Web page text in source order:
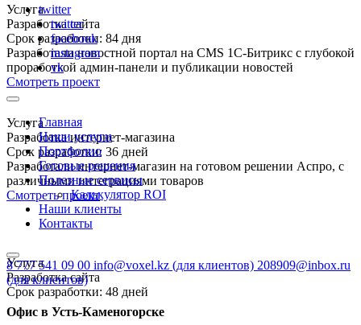
Услуга
Разработка сайта
Срок разработки: 84 дня
Разработали новостной портал на CMS 1С-Битрикс с глубокой
проработкой админ-панели и публикации новостей
Смотреть проект
Услуга
Разработка интернет-магазина
Срок разработки: 36 дней
Разработали интернет-магазин на готовом решении Аспро, с
различными интеграциями товаров
Смотреть проект
Услуга
Разработка сайта
Срок разработки: 48 дней
twitter
twitter
facebook
instagram
vk
Главная
Наши услуги
Портфолио
Готовые решения
Полезные сервисы
Калькулятор ROI
Наши клиенты
Контакты
8 777 541 09 00 info@voxel.kz (для клиентов) 208909@inbox.ru
(для клиентов)
Офис в Усть-Каменогорске